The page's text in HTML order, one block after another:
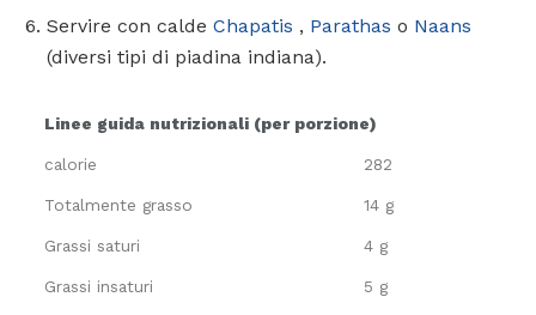
Servire con calde Chapatis , Parathas o Naans
(diversi tipi di piadina indiana).
Linee guida nutrizionali (per porzione)
calorie 282
Totalmente grasso 14 g
Grassi saturi 4 g
Grassi insaturi 5 g